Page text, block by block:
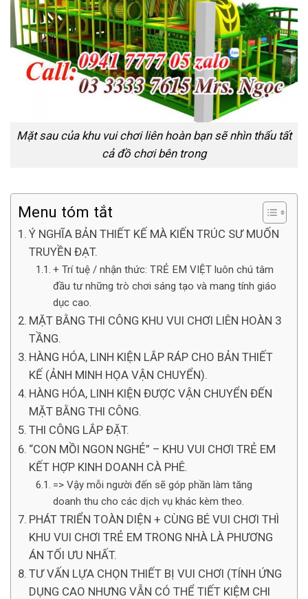
Mặt sau của khu vui chơi liên hoàn bạn sẽ nhìn thấu tất
cả đồ chơi bên trong
Menu tóm tắt
Ý NGHĨA BẢN THIẾT KẾ MÀ KIẾN TRÚC SƯ MUỐN
TRUYỀN ĐẠT.
+ Trí tuệ / nhận thức: TRẺ EM VIỆT luôn chú tâm
đầu tư những trò chơi sáng tạo và mang tính giáo
dục cao.
MẶT BẰNG THI CÔNG KHU VUI CHƠI LIÊN HOÀN 3
TẦNG.
HÀNG HÓA, LINH KIỆN LẮP RÁP CHO BẢN THIẾT
KẾ (ẢNH MINH HỌA VẬN CHUYỂN).
HÀNG HÓA, LINH KIỆN ĐƯỢC VẬN CHUYỂN ĐẾN
MẶT BẰNG THI CÔNG.
THI CÔNG LẮP ĐẶT.
“CON MỒI NGON NGHẺ” – KHU VUI CHƠI TRẺ EM
KẾT HỢP KINH DOANH CÀ PHÊ.
=> Vậy mỗi người đến sẽ góp phần làm tăng
doanh thu cho các dịch vụ khác kèm theo.
PHÁT TRIỂN TOÀN DIỆN + CÙNG BÉ VUI CHƠI THÌ
KHU VUI CHƠI TRẺ EM TRONG NHÀ LÀ PHƯƠNG
ÁN TỐI ƯU NHẤT.
TƯ VẤN LỰA CHỌN THIẾT BỊ VUI CHƠI (TÍNH ỨNG
DỤNG CAO NHƯNG VẪN CÓ THỂ TIẾT KIỆM CHI